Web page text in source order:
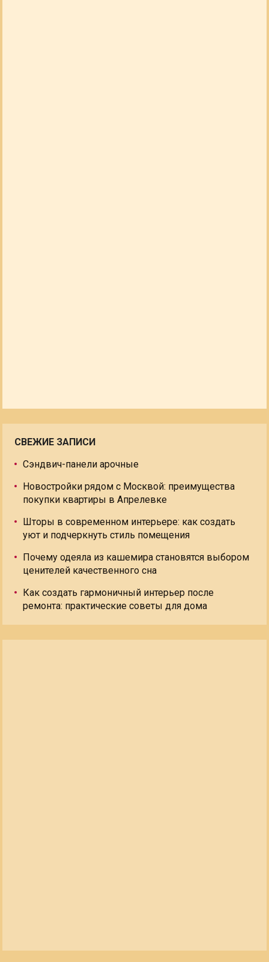
СВЕЖИЕ ЗАПИСИ
Сэндвич-панели арочные
Новостройки рядом с Москвой: преимущества
покупки квартиры в Апрелевке
Шторы в современном интерьере: как создать
уют и подчеркнуть стиль помещения
Почему одеяла из кашемира становятся выбором
ценителей качественного сна
Как создать гармоничный интерьер после
ремонта: практические советы для дома